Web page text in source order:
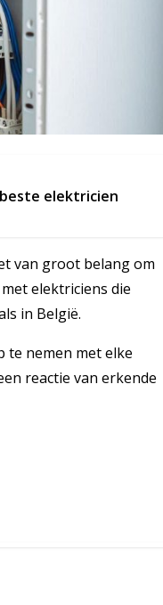
elektricien
van groot belang om
elektriciens die
in België.
te nemen met elke
reactie van erkende